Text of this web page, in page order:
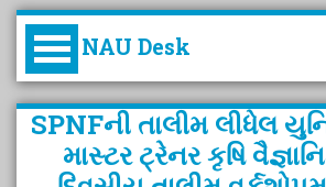
NAU Desk
કુલપતિની પરિવર્તનકારી પહેલનું
વિહંગાવલોકન (ઓક્ટોબર ૨૦૨૦-
SPNFની તાલીમ લીધેલ
માસ્ટર ટ્રેનર કૃષિ